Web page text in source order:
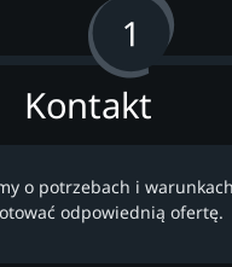
Kontakt
o potrzebach i
odpowiednią ofertę.